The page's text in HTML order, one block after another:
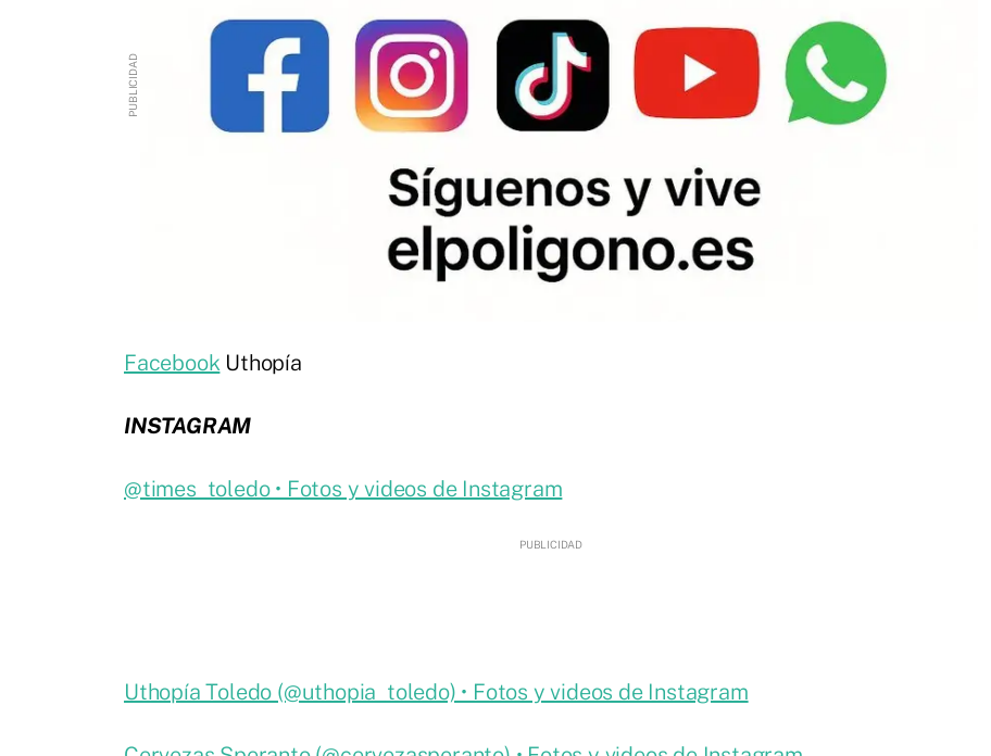
Facebook Uthopía
INSTAGRAM
@times_toledo • Fotos y videos de Instagram
Uthopía Toledo (@uthopia_toledo) • Fotos y videos de Instagram